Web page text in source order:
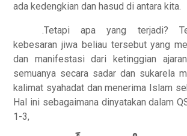
ada kedengkian dan hasud di antara kita.
.Tetapi apa yang terjadi?
kebesaran jiwa beliau tersebut yang
dan manifestasi dari ketinggian
semuanya secara sadar dan sukarela
kalimat syahadat dan menerima Islam
Hal ini sebagaimana dinyatakan dalam
1-3,